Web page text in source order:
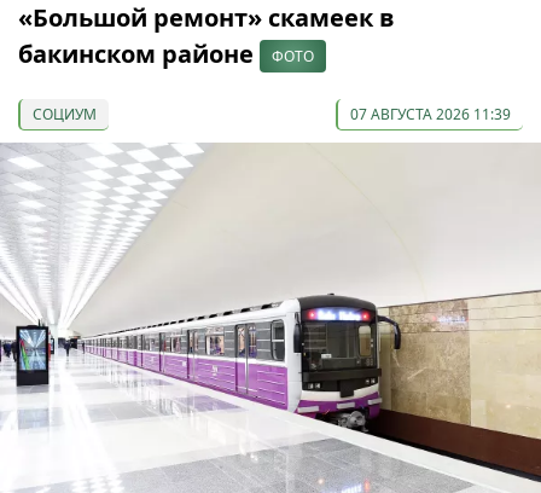
«Большой ремонт» скамеек в
бакинском районе
ФОТО
СОЦИУМ 07 АВГУСТА 2026 11:39